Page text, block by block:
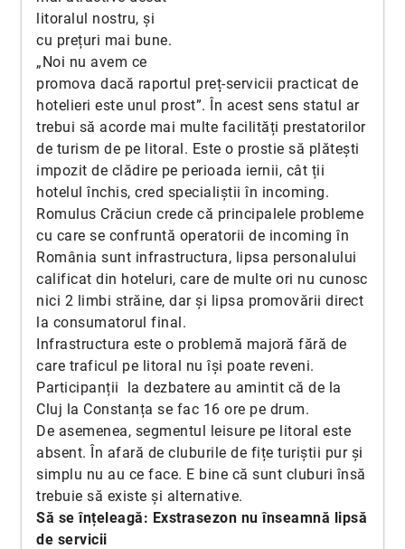
litoralul nostru, și
cu prețuri mai bune.
„Noi nu avem ce
promova dacă raportul preț-servicii practicat de
hotelieri este unul prost”. În acest sens statul ar
trebui să acorde mai multe facilități prestatorilor
de turism de pe litoral. Este o prostie să plătești
impozit de clădire pe perioada iernii, cât ții
hotelul închis, cred specialiștii în incoming.
Romulus Crăciun crede că principalele probleme
cu care se confruntă operatorii de incoming în
România sunt infrastructura, lipsa personalului
calificat din hoteluri, care de multe ori nu cunosc
nici 2 limbi străine, dar și lipsa promovării direct
la consumatorul final.
Infrastructura este o problemă majoră fără de
care traficul pe litoral nu își poate reveni.
Participanții la dezbatere au amintit că de la
Cluj la Constanța se fac 16 ore pe drum.
De asemenea, segmentul leisure pe litoral este
absent. În afară de cluburile de fițe turiștii pur și
simplu nu au ce face. E bine că sunt cluburi însă
trebuie să existe și alternative.
Să se înțeleagă: Exstrasezon nu înseamnă lipsă
de servicii